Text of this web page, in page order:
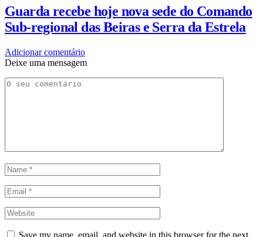
Guarda recebe hoje nova sede do Comando
Sub-regional das Beiras e Serra da Estrela
Adicionar comentário
Deixe uma mensagem
Save my name, email, and website in this browser for the next